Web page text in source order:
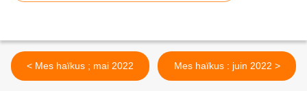
< Mes haïkus ; mai 2022 Mes haïkus : juin 2022 >